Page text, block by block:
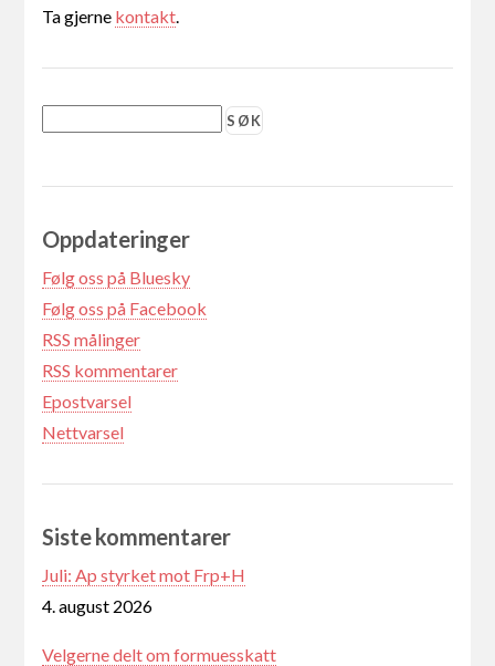
Ta gjerne kontakt.
Oppdateringer
Følg oss på Bluesky
Følg oss på Facebook
RSS målinger
RSS kommentarer
Epostvarsel
Nettvarsel
Siste kommentarer
Juli: Ap styrket mot Frp+H
4. august 2026
Velgerne delt om formuesskatt